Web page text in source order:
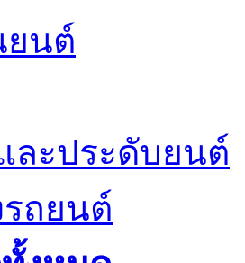
ยนต์
ละประดับยนต์
รถยนต์